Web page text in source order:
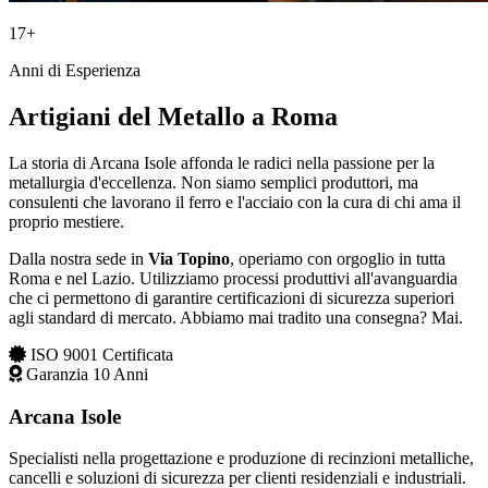
17+
Anni di Esperienza
Artigiani del Metallo a Roma
La storia di Arcana Isole affonda le radici nella passione per la
metallurgia d'eccellenza. Non siamo semplici produttori, ma
consulenti che lavorano il ferro e l'acciaio con la cura di chi ama il
proprio mestiere.
Dalla nostra sede in Via Topino, operiamo con orgoglio in tutta
Roma e nel Lazio. Utilizziamo processi produttivi all'avanguardia
che ci permettono di garantire certificazioni di sicurezza superiori
agli standard di mercato. Abbiamo mai tradito una consegna? Mai.
ISO 9001 Certificata
Garanzia 10 Anni
Arcana Isole
Specialisti nella progettazione e produzione di recinzioni metalliche,
cancelli e soluzioni di sicurezza per clienti residenziali e industriali.